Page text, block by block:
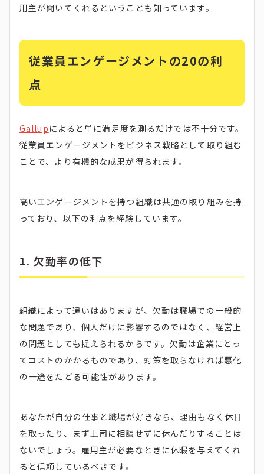
用主が聞いてくれるということも知っています。
従業員エンゲージメントの20の利
点
Gallup によると単に満足度を測るだけでは不十分です。
従業員エンゲージメントをビジネス戦略として取り組む
ことで、より有機的な成果が得られます。
高いエンゲージメントを持つ組織は共通の取り組みを持
っており、以下の利点を経験しています。
1. 欠勤率の低下
組織によって違いはありますが、欠勤は職場での一般的
な問題であり、個人だけに影響するのではなく、経営上
の問題としても捉えられるからです。欠勤は企業にとっ
てコストのかかるものであり、対策を取らなければ悪化
の一途をたどる可能性があります。
あなたが自分の仕事と職場が好きなら、理由もなく休日
を取ったり、まず上司に相談せずに休んだりすることは
ないでしょう。雇用主が必要なときに休暇を与えてくれ
ると信頼しているべきです。